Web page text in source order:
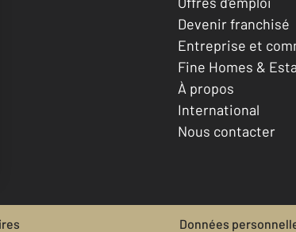
Devenir franchisé
Entreprise et
Fine Homes &
À propos
International
Nous contacter
Données